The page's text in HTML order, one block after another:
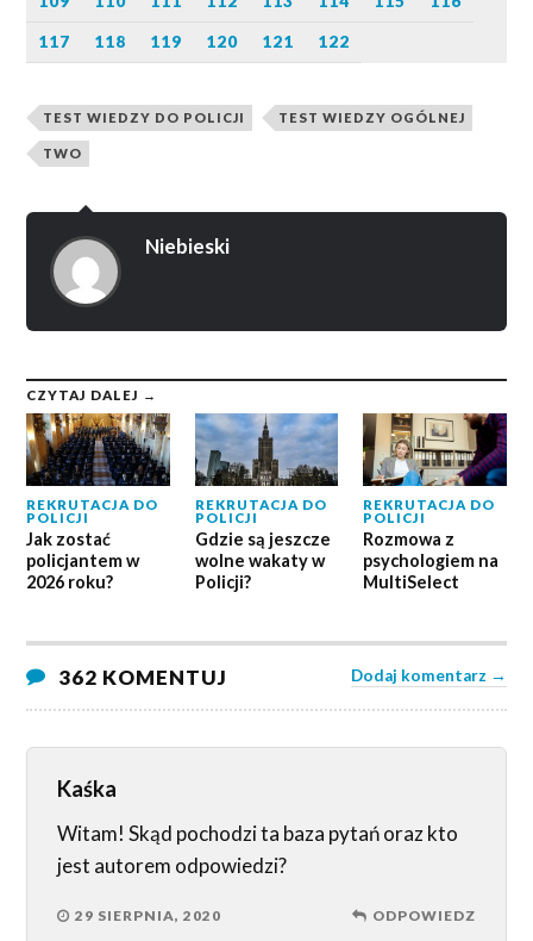
117 118 119 120 121 122
TEST WIEDZY DO POLICJI TEST WIEDZY OGÓLNEJ
TWO
Niebieski
CZYTAJ DALEJ →
REKRUTACJA DO
POLICJI
Jak zostać
policjantem w
2026 roku?
REKRUTACJA DO
POLICJI
Gdzie są jeszcze
wolne wakaty w
Policji?
REKRUTACJA DO
POLICJI
Rozmowa z
psychologiem na
MultiSelect
362 KOMENTUJ Dodaj komentarz →
Kaśka
Witam! Skąd pochodzi ta baza pytań oraz kto
jest autorem odpowiedzi?
29 SIERPNIA, 2020 ODPOWIEDZ